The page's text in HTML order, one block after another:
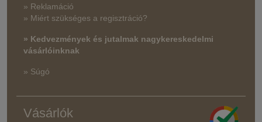
» Reklamáció
» Miért szükséges a regisztráció?
» Kedvezmények és jutalmak nagykereskedelmi
vásárlóinknak
» Súgó
Vásárlók